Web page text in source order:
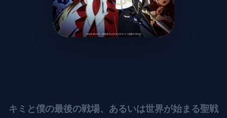
Kimi to Boku no Saigo no Senjou,
キミと僕の最後の戦場、あるいは世界が始まる聖戦